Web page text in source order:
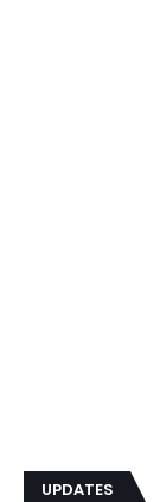
UPDATES